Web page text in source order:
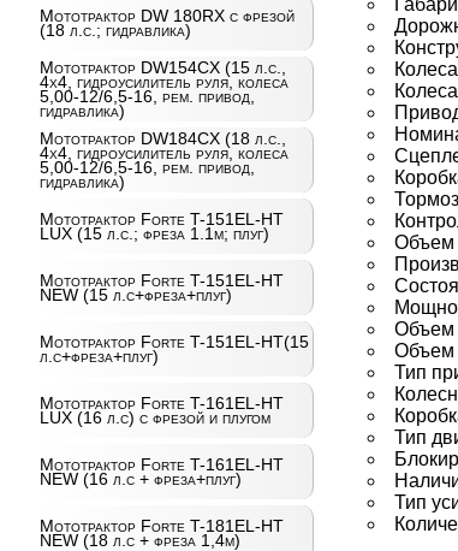
Мототрактор DW 180RX с фрезой
(18 л.с.; гидравлика)
Мототрактор DW154CX (15 л.с.,
4х4, гидроусилитель руля, колеса
5,00-12/6,5-16, рем. привод,
гидравлика)
Мототрактор DW184CX (18 л.с.,
4х4, гидроусилитель руля, колеса
5,00-12/6,5-16, рем. привод,
гидравлика)
Мототрактор Forte T-151EL-HT
LUX (15 л.с.; фреза 1.1м; плуг)
Мототрактор Forte T-151EL-HT
NEW (15 л.с+фреза+плуг)
Мототрактор Forte T-151EL-HT(15
л.с+фреза+плуг)
Мототрактор Forte T-161EL-HT
LUX (16 л.с) с фрезой и плугом
Мототрактор Forte T-161EL-HT
NEW (16 л.с + фреза+плуг)
Мототрактор Forte T-181EL-HT
NEW (18 л.с + фреза 1,4м)
Объем
Объем
Объем
Тип
Тип
Тип